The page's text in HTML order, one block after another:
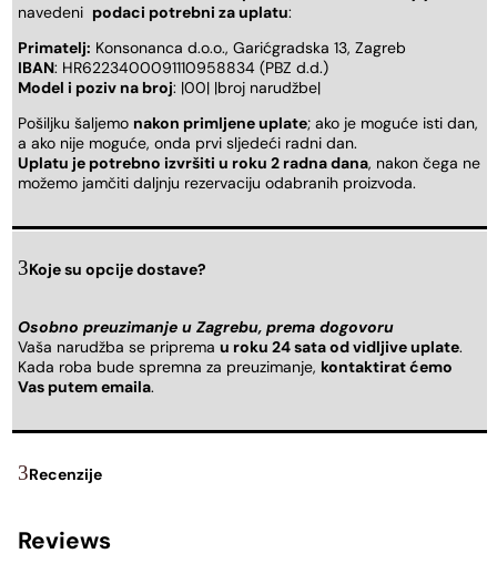
navedeni podaci potrebni za uplatu:
Primatelj: Konsonanca d.o.o., Garićgradska 13, Zagreb
IBAN: HR6223400091110958834 (PBZ d.d.)
Model i poziv na broj: |00| |broj narudžbe|
Pošiljku šaljemo nakon primljene uplate; ako je moguće isti dan,
a ako nije moguće, onda prvi sljedeći radni dan.
Uplatu je potrebno izvršiti u roku 2 radna dana, nakon čega ne
možemo jamčiti daljnju rezervaciju odabranih proizvoda.
Koje su opcije dostave?
Osobno preuzimanje u Zagrebu, prema dogovoru
Vaša narudžba se priprema u roku 24 sata od vidljive uplate.
Kada roba bude spremna za preuzimanje, kontaktirat ćemo
Vas putem emaila.
Recenzije
Reviews